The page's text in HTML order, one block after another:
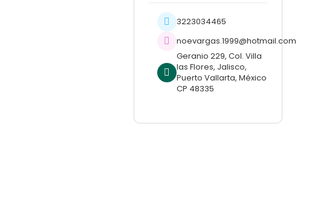
3223034465
noevargas.1999@hotmail.com
Geranio 229, Col. Villa
las Flores, Jalisco,
Puerto Vallarta, México
CP 48335